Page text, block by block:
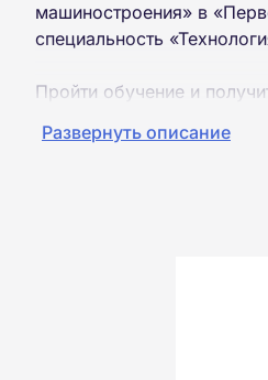
машиностроения» в
специальность
Пройти обучение и
Развернуть описание